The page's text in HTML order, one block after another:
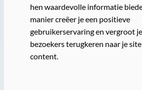
hen waardevolle informatie
manier creëer je een positieve
gebruikerservaring en vergroot
bezoekers terugkeren naar je
content.